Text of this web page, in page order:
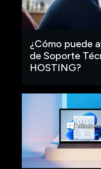
¿Cómo puede
de Soporte
HOSTING?